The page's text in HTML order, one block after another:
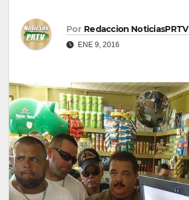
Por Redaccion NoticiasPRTV
ENE 9, 2016